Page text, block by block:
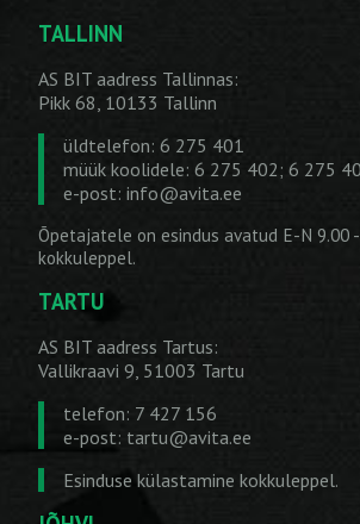
TALLINN
AS BIT aadress Tallinnas:
Pikk 68, 10133 Tallinn
üldtelefon: 6 275 401
müük koolidele: 6 275 402; 6 275
e-post: info@avita.ee
Õpetajatele on esindus avatud E-N 9.00
kokkuleppel.
TARTU
AS BIT aadress Tartus:
Vallikraavi 9, 51003 Tartu
telefon: 7 427 156
e-post: tartu@avita.ee
Esinduse külastamine kokkuleppel.